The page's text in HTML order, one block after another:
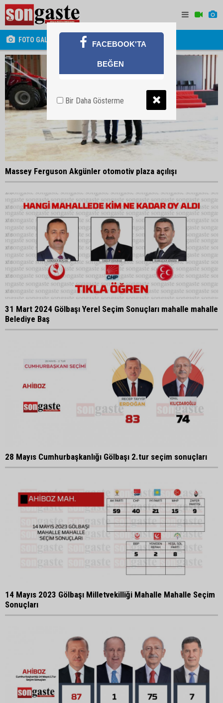
FOTO GALERİ
Massey Ferguson Akgünler otomotiv plaza açılışı
31 Mart 2024 Gölbaşı Yerel Seçim Sonuçları mahalle mahalle
Belediye Baş
28 Mayıs Cumhurbaşkanlığı Gölbaşı 2.tur seçim sonuçları
14 Mayıs 2023 Gölbaşı Milletvekilliği Mahalle Mahalle Seçim
Sonuçları
FACEBOOK'TA
BEĞEN
Bir Daha Gösterme